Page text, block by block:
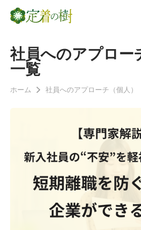
社員へのアプロー
一覧
ホーム 社員へのアプローチ（個人）